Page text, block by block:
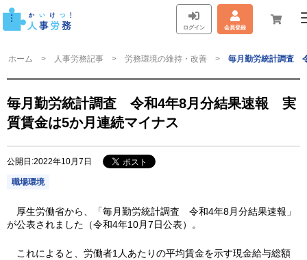
ログイン 会員登録
ホーム 人事労務記事 労務環境の維持・改善 毎月勤労統計調査
毎月勤労統計調査 令和4年8月分結果速報 実
質賃金は5か月連続マイナス
公開日:2022年10月7日
職場環境
厚生労働省から、「毎月勤労統計調査 令和4年8月分結果速報」
が公表されました（令和4年10月7日公表）。
これによると、労働者1人あたりの平均賃金を示す現金給与総額